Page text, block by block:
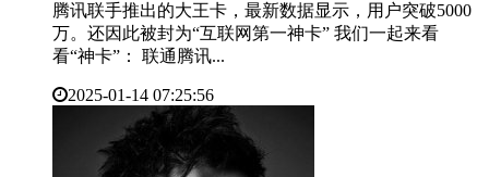
腾讯联手推出的大王卡，最新数据显示，用户突破5000
万。还因此被封为“互联网第一神卡” 我们一起来看
看“神卡”： 联通腾讯...
2025-01-14 07:25:56